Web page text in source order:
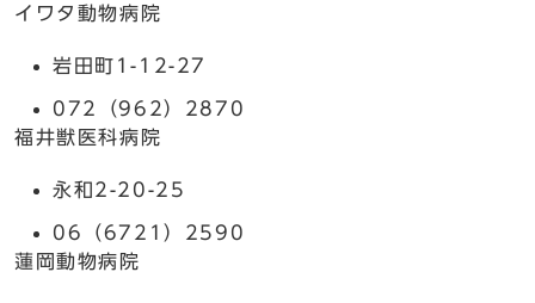
イワタ動物病院
岩田町1-12-27
072（962）2870
福井獣医科病院
永和2-20-25
06（6721）2590
蓮岡動物病院